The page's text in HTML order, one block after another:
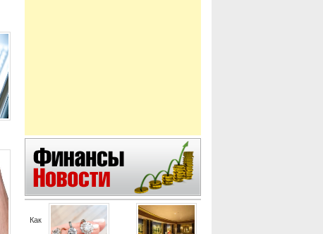
Как